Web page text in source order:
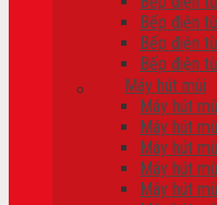
Chưa có sản phẩm
Bếp điện
Bếp điện
Bếp điện
Máy hút mùi
Máy hút
Máy hút
Máy hút
Máy hút
Máy hút